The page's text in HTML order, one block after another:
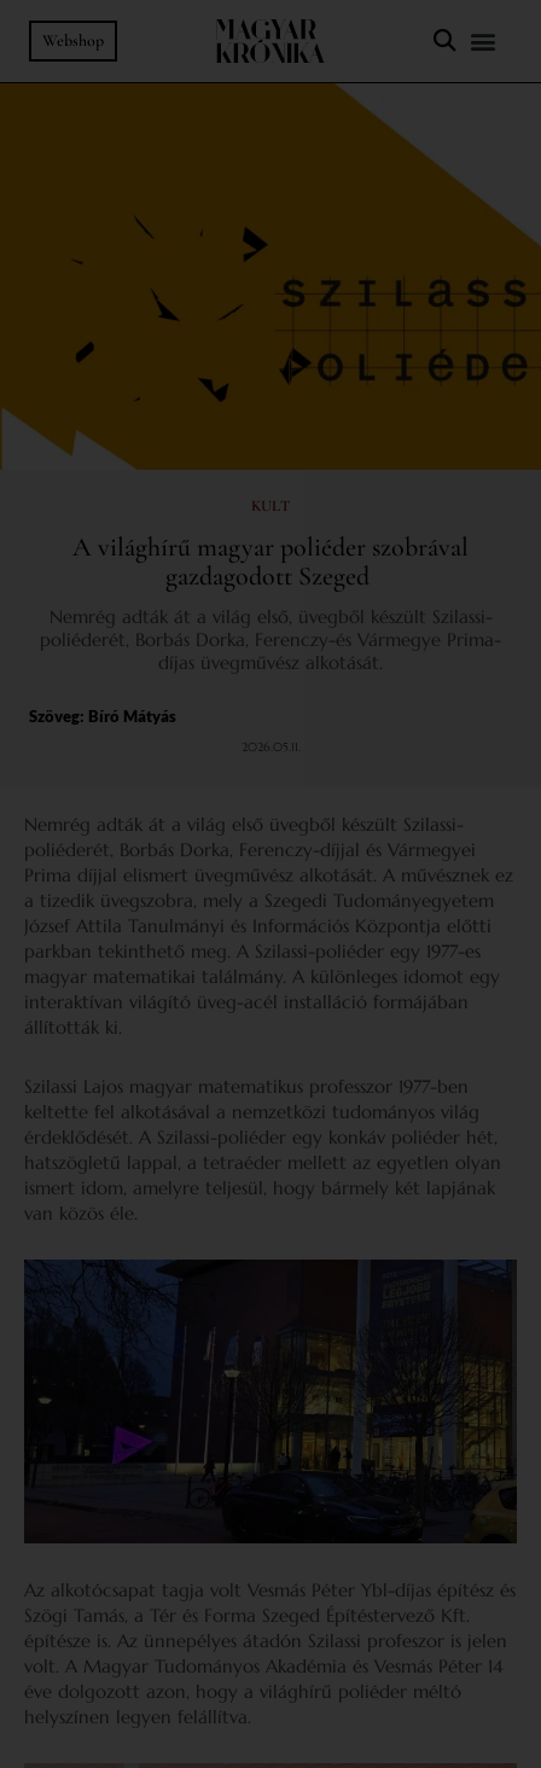
Webshop
KULT
A világhírű magyar poliéder szobrával
gazdagodott Szeged
Nemrég adták át a világ első, üvegből készült Szilassi-
poliéderét, Borbás Dorka, Ferenczy-és Vármegye Prima-
díjas üvegművész alkotását.
Szöveg: Bíró Mátyás
2026.05.11.
Nemrég adták át a világ első üvegből készült Szilassi-
poliéderét, Borbás Dorka, Ferenczy-díjjal és Vármegyei
Prima díjjal elismert üvegművész alkotását. A művésznek ez
a tizedik üvegszobra, mely a Szegedi Tudományegyetem
József Attila Tanulmányi és Információs Központja előtti
parkban tekinthető meg. A Szilassi-poliéder egy 1977-es
magyar matematikai találmány. A különleges idomot egy
interaktívan világító üveg-acél installáció formájában
állították ki.
Szilassi Lajos magyar matematikus professzor 1977-ben
keltette fel alkotásával a nemzetközi tudományos világ
érdeklődését. A Szilassi-poliéder egy konkáv poliéder hét,
hatszögletű lappal, a tetraéder mellett az egyetlen olyan
ismert idom, amelyre teljesül, hogy bármely két lapjának
van közös éle.
Az alkotócsapat tagja volt Vesmás Péter Ybl-díjas építész és
Szögi Tamás, a Tér és Forma Szeged Építéstervező Kft.
építésze is. Az ünnepélyes átadón Szilassi profeszor is jelen
volt. A Magyar Tudományos Akadémia és Vesmás Péter 14
éve dolgozott azon, hogy a világhírű poliéder méltó
helyszínen legyen felállítva.